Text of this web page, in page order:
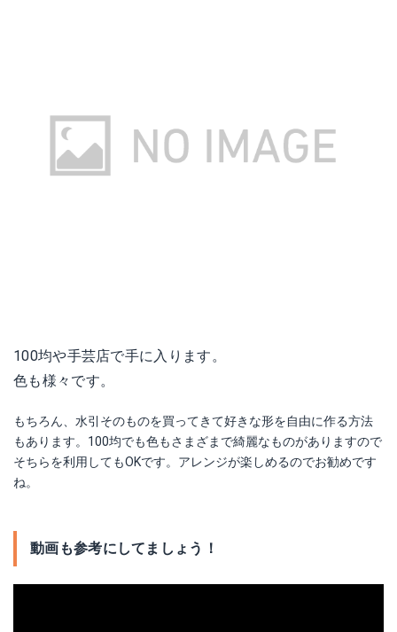
100均や手芸店で手に入ります。
色も様々です。
もちろん、水引そのものを買ってきて好きな形を自由に作る方法
もあります。100均でも色もさまざまで綺麗なものがありますので
そちらを利用してもOKです。アレンジが楽しめるのでお勧めです
ね。
動画も参考にしてましょう！